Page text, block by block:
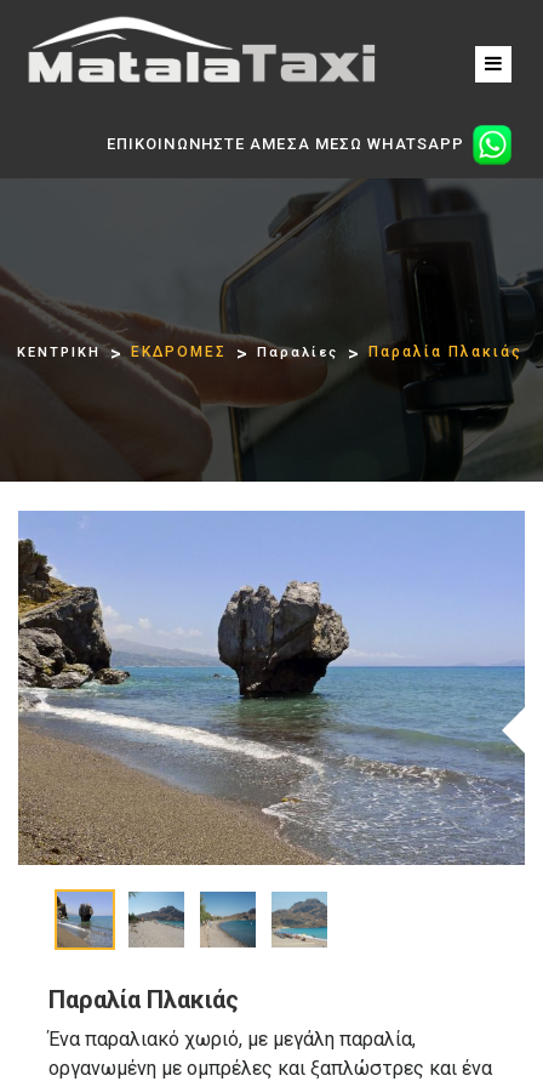
ΕΠΙΚΟΙΝΩΝΗΣΤΕ ΑΜΕΣΑ ΜΕΣΩ WHATSAPP
ΚΕΝΤΡΙΚΗ ΕΚΔΡΟΜΕΣ Παραλίες Παραλία Πλακιάς
Παραλία Πλακιάς
Ένα παραλιακό χωριό, με μεγάλη παραλία,
οργανωμένη με ομπρέλες και ξαπλώστρες και ένα